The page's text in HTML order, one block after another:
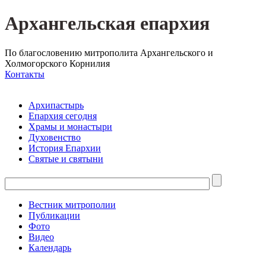
Архангельская епархия
По благословению митрополита Архангельского и
Холмогорского Корнилия
Контакты
Архипастырь
Епархия сегодня
Храмы и монастыри
Духовенство
История Епархии
Святые и святыни
Вестник митрополии
Публикации
Фото
Видео
Календарь